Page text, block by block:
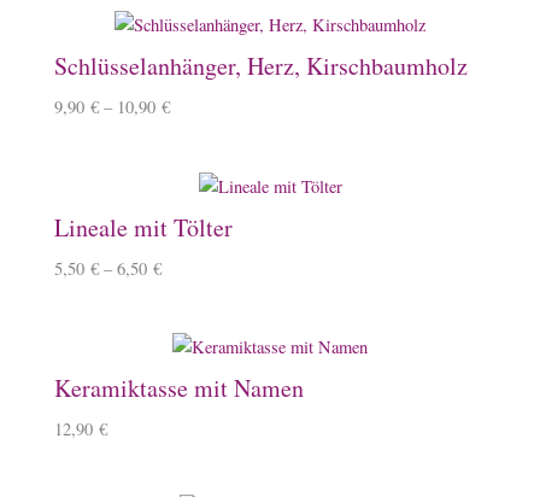
Schlüsselanhänger, Herz, Kirschbaumholz
9,90 € – 10,90 €
Lineale mit Tölter
5,50 € –6,50 €
Keramiktasse mit Namen
12,90 €